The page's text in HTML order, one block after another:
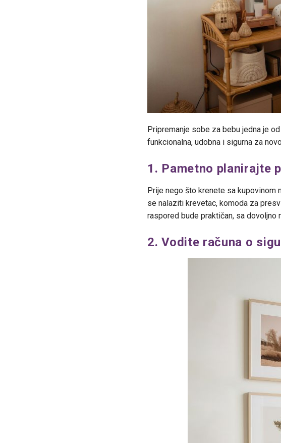
Pripremanje sobe za bebu jedna je
funkcionalna, udobna i sigurna za
1. Pametno planirajte
Prije nego što krenete sa kupovinom
se nalaziti krevetac, komoda za
raspored bude praktičan, sa
2. Vodite računa o